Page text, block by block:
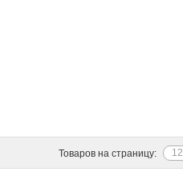
12
Товаров на страницу: